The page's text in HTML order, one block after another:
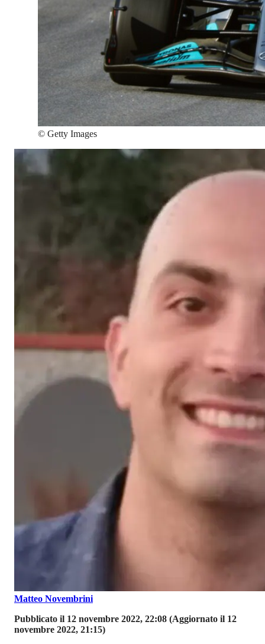
© Getty Images
Matteo Novembrini
Pubblicato il 12 novembre 2022, 22:08 (Aggiornato il 12
novembre 2022, 21:15)